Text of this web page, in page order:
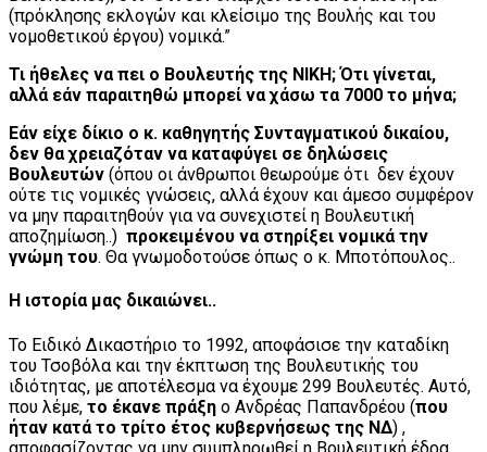
(πρόκλησης εκλογών και κλείσιμο της Βουλής και του
νομοθετικού έργου) νομικά.”
Τι ήθελες να πει o Βουλευτής της ΝΙΚΗ; Ότι γίνεται,
αλλά εάν παραιτηθώ μπορεί να χάσω τα 7000 το μήνα;
Εάν είχε δίκιο ο κ. καθηγητής Συνταγματικού δικαίου,
δεν θα χρειαζόταν να καταφύγει σε δηλώσεις
Βουλευτών (όπου οι άνθρωποι θεωρούμε ότι δεν έχουν
ούτε τις νομικές γνώσεις, αλλά έχουν και άμεσο συμφέρον
να μην παραιτηθούν για να συνεχιστεί η Βουλευτική
αποζημίωση..) προκειμένου να στηρίξει νομικά την
γνώμη του. Θα γνωμοδοτούσε όπως ο κ. Μποτόπουλος..
Η ιστορία μας δικαιώνει..
Το Ειδικό Δικαστήριο το 1992, αποφάσισε την καταδίκη
του Τσοβόλα και την έκπτωση της Βουλευτικής του
ιδιότητας, με αποτέλεσμα να έχουμε 299 Βουλευτές. Αυτό,
που λέμε, το έκανε πράξη ο Ανδρέας Παπανδρέου (που
ήταν κατά το τρίτο έτος κυβερνήσεως της ΝΔ) ,